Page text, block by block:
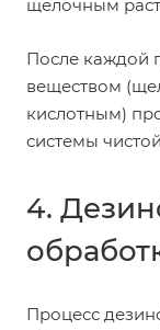
щелочным
После каждой
веществом
кислотным)
системы
4.
Процесс